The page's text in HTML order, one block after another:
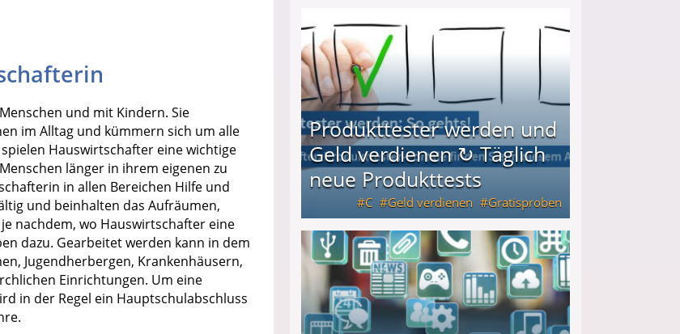
und mit Kindern. Sie
im Alltag und kümmern sich um alle
Hauswirtschafter eine wichtige
länger in ihrem eigenen zu
in allen Bereichen Hilfe und
und beinhalten das Aufräumen,
nachdem, wo Hauswirtschafter eine
dazu. Gearbeitet werden kann in dem
Jugendherbergen, Krankenhäusern,
Einrichtungen. Um eine
in der Regel ein Hauptschulabschluss
Produkttester werden und
Geld verdienen ↻ Täglich
neue Produkttests
C Geld verdienen Gratisproben
Produkttester werden und Geld verdienen ↻ Täglich neue Produkttests